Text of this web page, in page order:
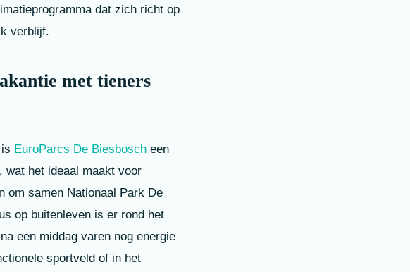
dat zich richt op
verblijf.
met tieners
EuroParcs De Biesbosch een
wat het ideaal maakt voor
om samen Nationaal Park De
op buitenleven is er rond het
een middag varen nog energie
sportveld of in het